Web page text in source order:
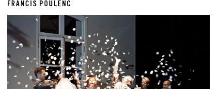
FRANCIS POULENC